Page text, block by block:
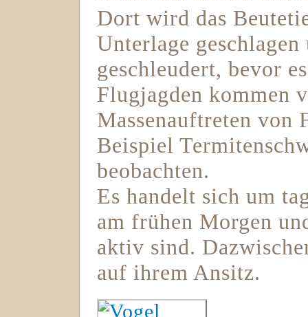
Dort wird das
Unterlage
geschleudert, bevor
Flugjagden kommen
Massenauftreten von
Beispiel
beobachten.
Es handelt sich um
am frühen Morgen
aktiv sind.
auf ihrem Ansitz.